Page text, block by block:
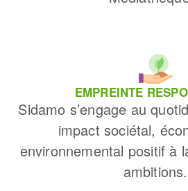
EMPREINTE
Sidamo s’engage au
impact sociétal,
environnemental positif à
ambitions.